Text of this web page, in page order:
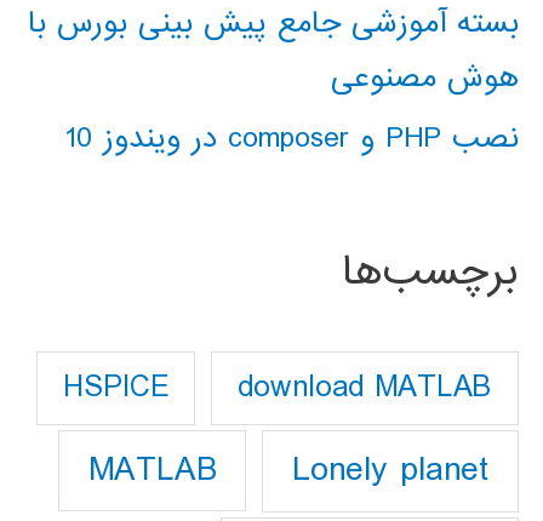
بسته آموزشی جامع پیش بینی بورس با
هوش مصنوعی
نصب PHP و composer در ویندوز 10
برچسب‌ها
download MATLAB
HSPICE
Lonely planet
MATLAB